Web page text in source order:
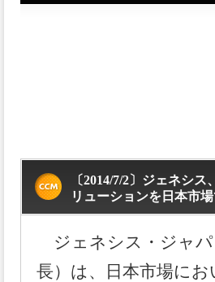
〔2014/7/2〕ジェネシ
リューションを日本市
ジェネシス・ジャパ
長）は、日本市場に